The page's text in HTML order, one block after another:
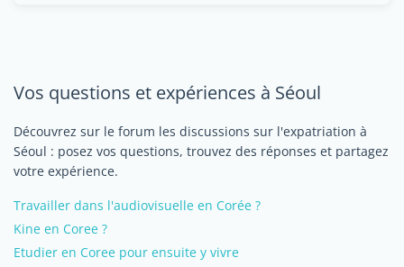
Vos questions et expériences à Séoul
Découvrez sur le forum les discussions sur l'expatriation à
Séoul : posez vos questions, trouvez des réponses et partagez
votre expérience.
Travailler dans l'audiovisuelle en Corée ?
Kine en Coree ?
Etudier en Coree pour ensuite y vivre